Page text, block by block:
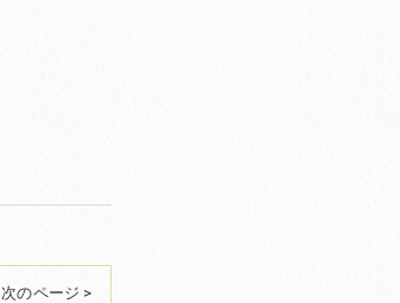
次のページ >